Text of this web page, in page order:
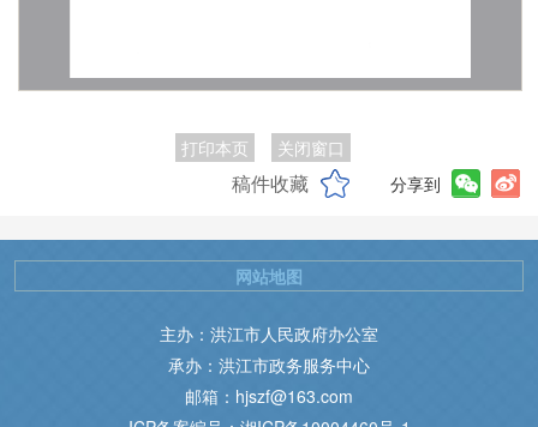
打印本页 关闭窗口
稿件收藏 分享到
主办：洪江市人民政府办公室
承办：洪江市政务服务中心
邮箱：hjszf@163.com
网站地图